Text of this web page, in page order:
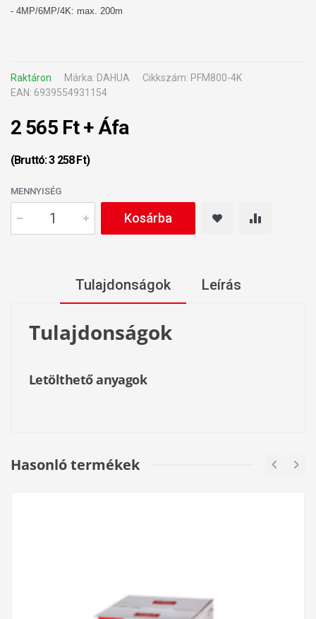
- 4MP/6MP/4K: max. 200m
Raktáron Márka: DAHUA
Cikkszám: PFM800-4K
EAN: 6939554931154
2 565 Ft + Áfa
(Bruttó: 3 258 Ft)
MENNYISÉG
Kosárba
Tulajdonságok Leírás
Tulajdonságok
Letölthető anyagok
Hasonló termékek